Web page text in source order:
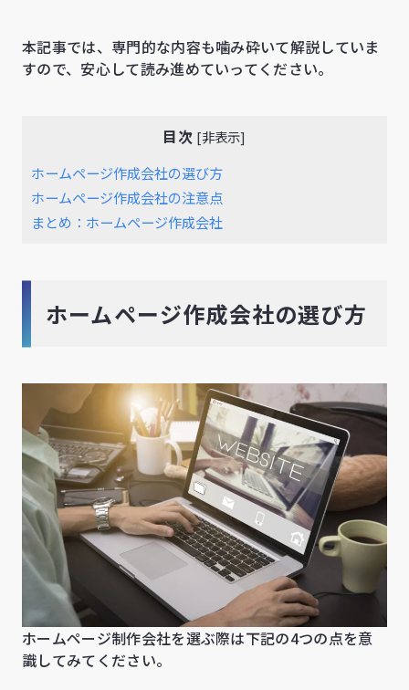
本記事では、専門的な内容も噛み砕いて解説していま
すので、安心して読み進めていってください。
目次 [非表示]
ホームページ作成会社の選び方
ホームページ作成会社の注意点
まとめ：ホームページ作成会社
ホームページ作成会社の選び方
ホームページ制作会社を選ぶ際は下記の4つの点を意
識してみてください。